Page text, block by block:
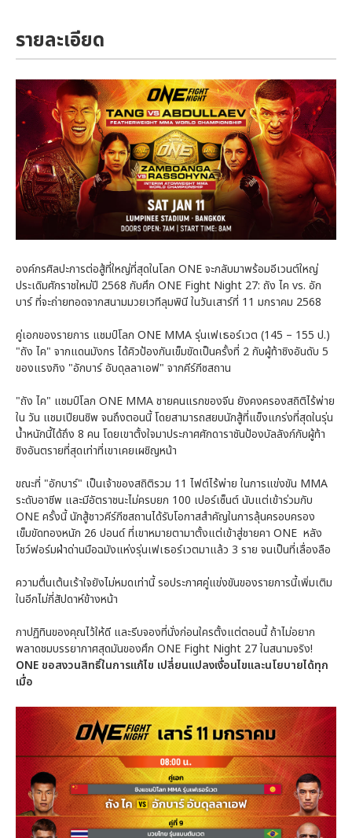
รายละเอียด
องค์กรศิลปะการต่อสู้ที่ใหญ่ที่สุดในโลก ONE จะกลับมาพร้อมอีเวนต์ใหญ่
ประเดิมศักราชใหม่ปี 2568 กับศึก ONE Fight Night 27: ถัง ไค vs. อัก
บาร์ ที่จะถ่ายทอดจากสนามมวยเวทีลุมพินี ในวันเสาร์ที่ 11 มกราคม 2568
คู่เอกของรายการ แชมป์โลก ONE MMA รุ่นเฟเธอร์เวต (145 – 155 ป.)
"ถัง ไค" จากแดนมังกร ได้คิวป้องกันเข็มขัดเป็นครั้งที่ 2 กับผู้ท้าชิงอันดับ 5
ของแรงกิง "อักบาร์ อับดุลลาเอฟ" จากคีร์กีซสถาน
"ถัง ไค" แชมป์โลก ONE MMA ชายคนแรกของจีน ยังคงครองสถิติไร้พ่าย
ใน วัน แชมเปียนชิพ จนถึงตอนนี้ โดยสามารถสยบนักสู้ที่แข็งแกร่งที่สุดในรุ่น
น้ำหนักนี้ได้ถึง 8 คน โดยเขาตั้งใจมาประกาศศักดาราชันป้องบัลลังก์กับผู้ท้า
ชิงอันตรายที่สุดเท่าที่เขาเคยเผชิญหน้า
ขณะที่ "อักบาร์" เป็นเจ้าของสถิติรวม 11 ไฟต์ไร้พ่าย ในการแข่งขัน MMA
ระดับอาชีพ และมีอัตราชนะไม่ครบยก 100 เปอร์เซ็นต์ นับแต่เข้าร่วมกับ
ONE ครั้งนี้ นักสู้ชาวคีร์กีซสถานได้รับโอกาสสำคัญในการลุ้นครอบครอง
เข็มขัดทองหนัก 26 ปอนด์ ที่เขาหมายตามาตั้งแต่เข้าสู่ชายคา ONE หลัง
โชว์ฟอร์มฝ่าด่านมือฉมังแห่งรุ่นเฟเธอร์เวตมาแล้ว 3 ราย จนเป็นที่เลื่องลือ
ความตื่นเต้นเร้าใจยังไม่หมดเท่านี้ รอประกาศคู่แข่งขันของรายการนี้เพิ่มเติม
ในอีกไม่กี่สัปดาห์ข้างหน้า
กาปฏิทินของคุณไว้ให้ดี และรีบจองที่นั่งก่อนใครตั้งแต่ตอนนี้ ถ้าไม่อยาก
พลาดชมบรรยากาศสุดมันของศึก ONE Fight Night 27 ในสนามจริง!
ONE ขอสงวนสิทธิ์ในการแก้ไข เปลี่ยนแปลงเงื่อนไขและนโยบายได้ทุก
เมื่อ